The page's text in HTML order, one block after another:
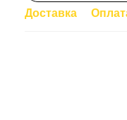
Доставка